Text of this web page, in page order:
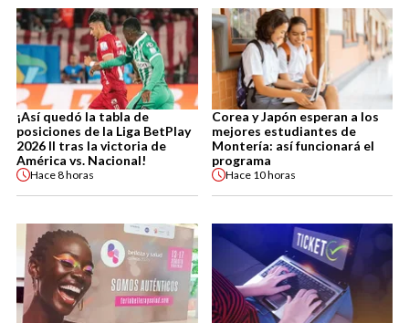
¡Así quedó la tabla de
posiciones de la Liga BetPlay
2026 II tras la victoria de
América vs. Nacional!
Hace8 horas
Corea y Japón esperan a los
mejores estudiantes de
Montería: así funcionará el
programa
Hace 10 horas